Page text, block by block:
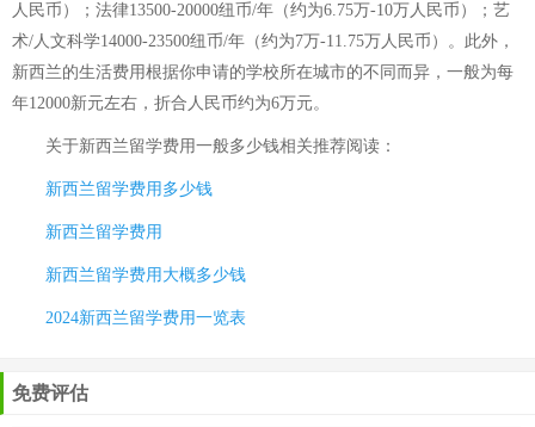
人民币）；法律13500-20000纽币/年（约为6.75万-10万人民币）；艺
术/人文科学14000-23500纽币/年（约为7万-11.75万人民币）。此外，
新西兰的生活费用根据你申请的学校所在城市的不同而异，一般为每
年12000新元左右，折合人民币约为6万元。
关于新西兰留学费用一般多少钱相关推荐阅读：
新西兰留学费用多少钱
新西兰留学费用
新西兰留学费用大概多少钱
2024新西兰留学费用一览表
免费评估